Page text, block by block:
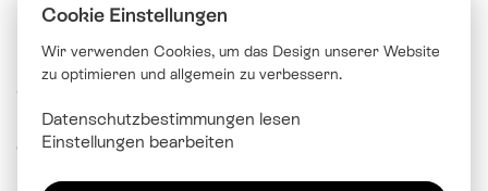
© Katholische Kirche Stadt Luzern
Brünigstrasse 20
6005 Luzern
Cookie Einstellungen
Wir verwenden Cookies, um das Design unserer Website
zu optimieren und allgemein zu verbessern.
Datenschutzbestimmungen lesen
Einstellungen bearbeiten